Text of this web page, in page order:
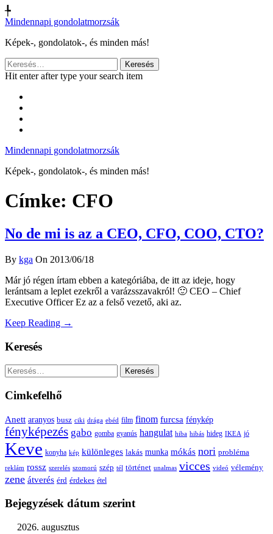
╄
Mindennapi gondolatmorzsák
Képek-, gondolatok-, és minden más!
Keresés:
Hit enter after type your search item
Mindennapi gondolatmorzsák
Képek-, gondolatok-, és minden más!
Címke: CFO
No de mi is az a CEO, CFO, COO, CTO?
By kga On 2013/06/18
Már jó régen írtam ebben a kategóriába, de itt az ideje, hogy
lerántsam a leplet ezekről a varázsszavakról! 🙂 CEO – Chief
Executive Officer Ez az a felső vezető, aki az.
Keep Reading →
Keresés
Keresés:
Cimkefelhő
Anett aranyos busz ciki drága ebéd film finom furcsa fénykép
fényképezés gabo gomba gyanús hangulat hiba hibás hideg IKEA jó
Keve konyha kép különleges lakás munka mókás nori probléma
reklám rossz szerelés szomorú szép tél történet unalmas vicces videó vélemény
zene átverés érd érdekes étel
Bejegyzések dátum szerint
2026. augusztus